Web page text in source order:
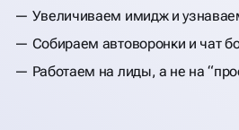
Увеличиваем имидж и
Собираем автоворонки и чат
Работаем на лиды, а не на